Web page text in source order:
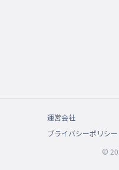
運営会社
プライバシーポリシー
©